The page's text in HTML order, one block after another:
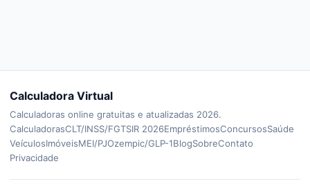
Calculadora Virtual
Calculadoras online gratuitas e atualizadas 2026.
CalculadorasCLT/INSS/FGTSIR 2026EmpréstimosConcursosSaúde
VeículosImóveisMEI/PJOzempic/GLP-1BlogSobreContato
Privacidade